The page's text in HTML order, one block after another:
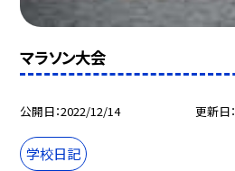
マラソン大会
公開日 2022/12/14 更新日
学校日記